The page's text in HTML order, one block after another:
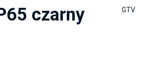
czarny
GTV